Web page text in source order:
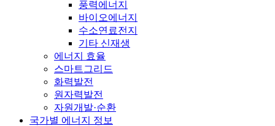
풍력에너지
바이오에너지
수소연료전지
기타 신재생
에너지 효율
스마트그리드
화력발전
원자력발전
자원개발·순환
국가별 에너지 정보